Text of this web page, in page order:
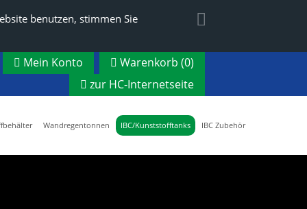
benutzen, stimmen Sie
Warenkorb (0)
Mein Konto
zur HC-Internetseite
Wandregentonnen IBC/Kunststofftanks IBC Zubehör